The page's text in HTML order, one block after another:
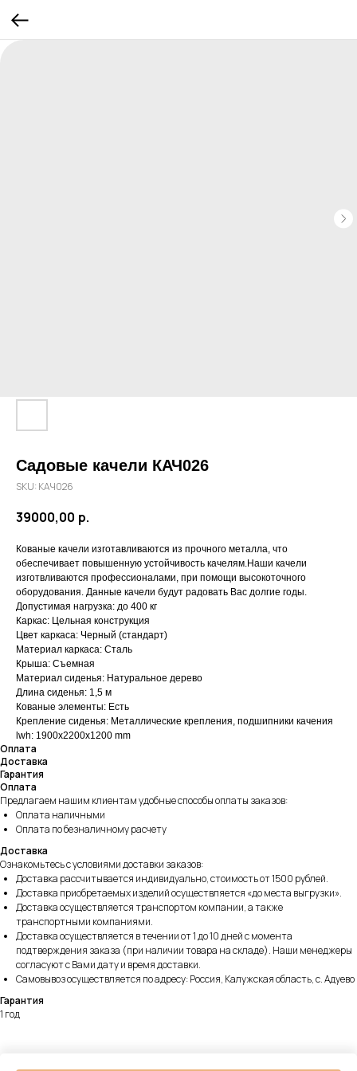
Садовые качели КАЧ026
SKU: КАЧ026
39000,00 р.
Кованые качели изготавливаются из прочного металла, что
обеспечивает повышенную устойчивость качелям.Наши качели
изготвливаются профессионалами, при помощи высокоточного
оборудования. Данные качели будут радовать Вас долгие годы.
Допустимая нагрузка: до 400 кг
Каркас: Цельная конструкция
Цвет каркаса: Черный (стандарт)
Материал каркаса: Сталь
Крыша: Съемная
Материал сиденья: Натуральное дерево
Длина сиденья: 1,5 м
Кованые элементы: Есть
Крепление сиденья: Металлические крепления, подшипники качения
lwh: 1900x2200x1200 mm
Оплата
Доставка
Гарантия
Оплата
Предлагаем нашим клиентам удобные способы оплаты заказов:
Оплата наличными
Оплата по безналичному расчету
Доставка
Ознакомьтесь с условиями доставки заказов:
Доставка рассчитывается индивидуально, стоимость от 1500 рублей.
Доставка приобретаемых изделий осуществляется «до места выгрузки».
Доставка осуществляется транспортом компании, а также
транспортными компаниями.
Доставка осуществляется в течении от 1 до 10 дней с момента
подтверждения заказа (при наличии товара на складе). Наши менеджеры
согласуют с Вами дату и время доставки.
Самовывоз осуществляется по адресу: Россия, Калужская область, с. Адуево
Гарантия
1 год